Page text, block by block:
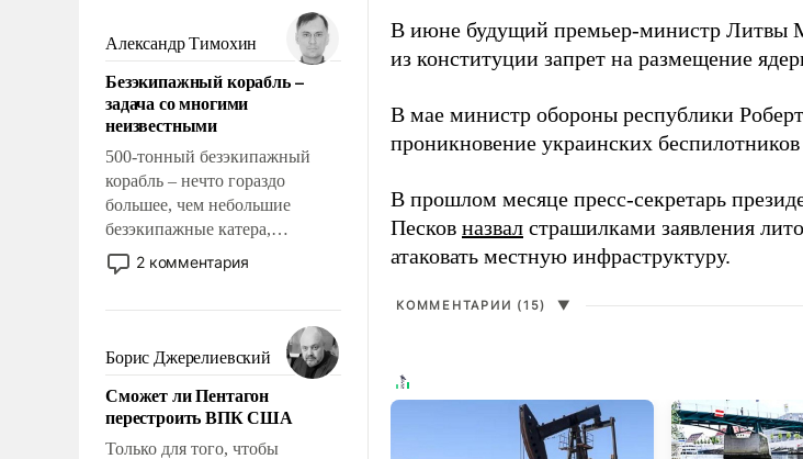
мужественным и твердым под
ударами судьбы, брать на себя
ответственность, помогать
слабым, идти вперед и
адаптироваться.
Александр Тимохин
Безэкипажный корабль –
задача со многими
неизвестными
500-тонный безэкипажный
корабль – нечто гораздо
большее, чем небольшие
безэкипажные катера,
применение которых уже
стало обыденностью. Задача по
сложна и амбициозна. Однако
и ее реализация радикально
поднимет наши боевые
возможности.
2 комментария
Борис Джерелиевский
Сможет ли Пентагон
перестроить ВПК США
Только для того, чтобы
В июне будущий премьер-министр Литвы
из конституции запрет на размещение
В мае министр обороны республики
проникновение украинских
В прошлом месяце пресс-секретарь
Песков назвал страшилками заявления
атаковать местную инфраструктуру.
КОММЕНТАРИИ (15) ▼